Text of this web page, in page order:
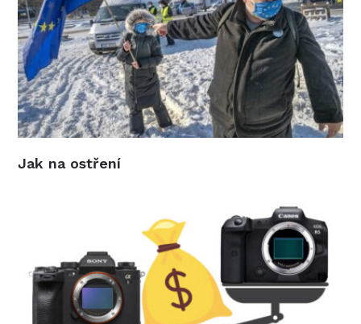
Jak na ostření